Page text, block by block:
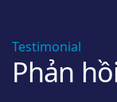
Testimonial
Phản